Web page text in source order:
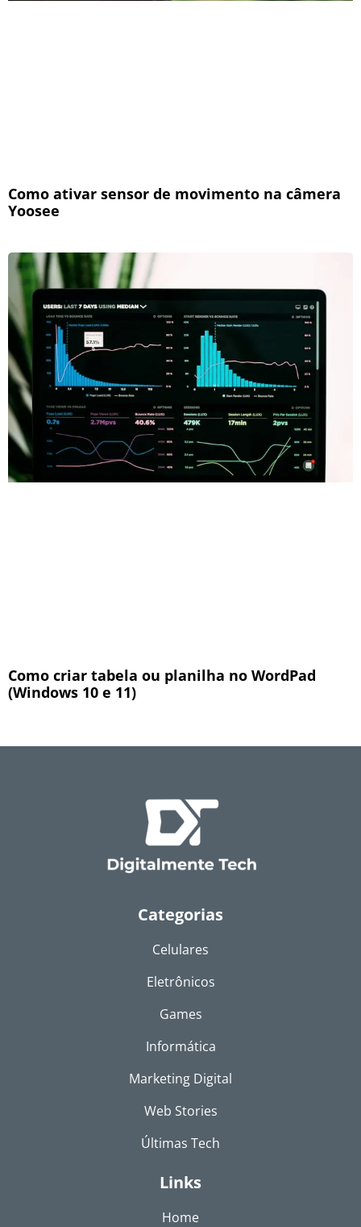
Como ativar sensor de movimento na câmera
Yoosee
Como criar tabela ou planilha no WordPad
(Windows 10 e 11)
Categorias
Celulares
Eletrônicos
Games
Informática
Marketing Digital
Web Stories
Últimas Tech
Links
Home